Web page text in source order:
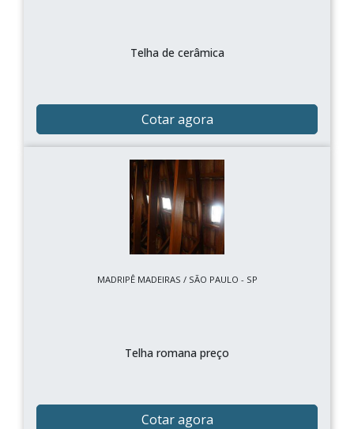
Telha de cerâmica
Cotar agora
MADRIPÊ MADEIRAS / SÃO PAULO - SP
Telha romana preço
Cotar agora